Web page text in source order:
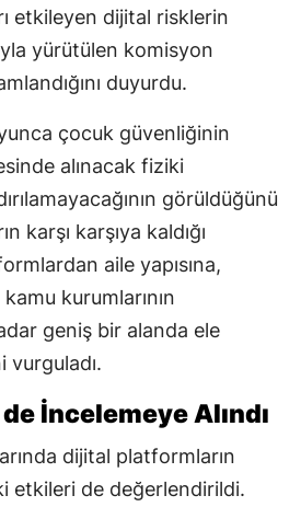
etkileyen dijital risklerin
yürütülen komisyon
duyurdu.
çocuk güvenliğinin
alınacak fiziki
görüldüğünü
karşı karşıya kaldığı
aile yapısına,
kurumlarının
geniş bir alanda ele
vurguladı.
İncelemeye Alındı
dijital platformların
etkileri de değerlendirildi.